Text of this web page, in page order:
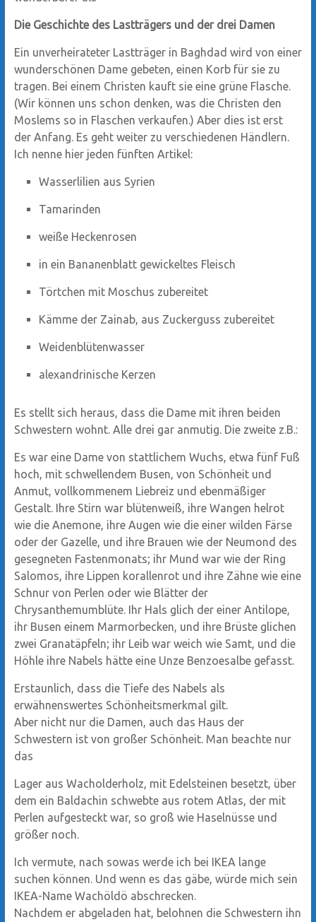
Die Geschichte des Lastträgers und der drei Damen
Ein unverheirateter Lastträger in Baghdad wird von einer
wunderschönen Dame gebeten, einen Korb für sie zu
tragen. Bei einem Christen kauft sie eine grüne Flasche.
(Wir können uns schon denken, was die Christen den
Moslems so in Flaschen verkaufen.) Aber dies ist erst
der Anfang. Es geht weiter zu verschiedenen Händlern.
Ich nenne hier jeden fünften Artikel:
Wasserlilien aus Syrien
Tamarinden
weiße Heckenrosen
in ein Bananenblatt gewickeltes Fleisch
Törtchen mit Moschus zubereitet
Kämme der Zainab, aus Zuckerguss zubereitet
Weidenblütenwasser
alexandrinische Kerzen
Es stellt sich heraus, dass die Dame mit ihren beiden
Schwestern wohnt. Alle drei gar anmutig. Die zweite z.B.:
Es war eine Dame von stattlichem Wuchs, etwa fünf Fuß
hoch, mit schwellendem Busen, von Schönheit und
Anmut, vollkommenem Liebreiz und ebenmäßiger
Gestalt. Ihre Stirn war blütenweiß, ihre Wangen helrot
wie die Anemone, ihre Augen wie die einer wilden Färse
oder der Gazelle, und ihre Brauen wie der Neumond des
gesegneten Fastenmonats; ihr Mund war wie der Ring
Salomos, ihre Lippen korallenrot und ihre Zähne wie eine
Schnur von Perlen oder wie Blätter der
Chrysanthemumblüte. Ihr Hals glich der einer Antilope,
ihr Busen einem Marmorbecken, und ihre Brüste glichen
zwei Granatäpfeln; ihr Leib war weich wie Samt, und die
Höhle ihre Nabels hätte eine Unze Benzoesalbe gefasst.
Erstaunlich, dass die Tiefe des Nabels als
erwähnenswertes Schönheitsmerkmal gilt.
Aber nicht nur die Damen, auch das Haus der
Schwestern ist von großer Schönheit. Man beachte nur
das
Lager aus Wacholderholz, mit Edelsteinen besetzt, über
dem ein Baldachin schwebte aus rotem Atlas, der mit
Perlen aufgesteckt war, so groß wie Haselnüsse und
größer noch.
Ich vermute, nach sowas werde ich bei IKEA lange
suchen können. Und wenn es das gäbe, würde mich sein
IKEA-Name Wachöldö abschrecken.
Nachdem er abgeladen hat, belohnen die Schwestern ihn